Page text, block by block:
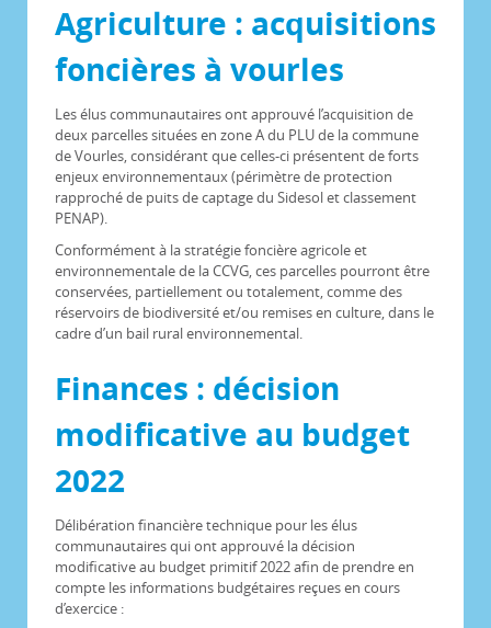
Agriculture : acquisitions
foncières à vourles
Les élus communautaires ont approuvé l’acquisition de
deux parcelles situées en zone A du PLU de la commune
de Vourles, considérant que celles-ci présentent de forts
enjeux environnementaux (périmètre de protection
rapproché de puits de captage du Sidesol et classement
PENAP).
Conformément à la stratégie foncière agricole et
environnementale de la CCVG, ces parcelles pourront être
conservées, partiellement ou totalement, comme des
réservoirs de biodiversité et/ou remises en culture, dans le
cadre d’un bail rural environnemental.
Finances : décision
modificative au budget
2022
Délibération financière technique pour les élus
communautaires qui ont approuvé la décision
modificative au budget primitif 2022 afin de prendre en
compte les informations budgétaires reçues en cours
d’exercice :